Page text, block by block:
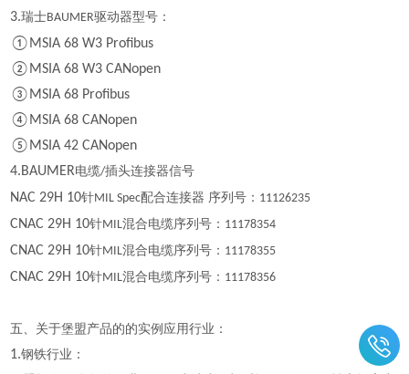
3.瑞士BAUMER驱动器型号：
①MSIA 68 W3 Profibus
②MSIA 68 W3 CANopen
③MSIA 68 Profibus
④MSIA 68 CANopen
⑤MSIA 42 CANopen
4.BAUMER电缆/插头连接器信号
NAC 29H 10针MIL Spec配合连接器 序列号： 11126235
CNAC 29H 10针MIL混合电缆序列号： 11178354
CNAC 29H 10针MIL混合电缆序列号： 11178355
CNAC 29H 10针MIL混合电缆序列号： 11178356
五、关于堡盟产品的的实例应用行业：
1.钢铁行业：